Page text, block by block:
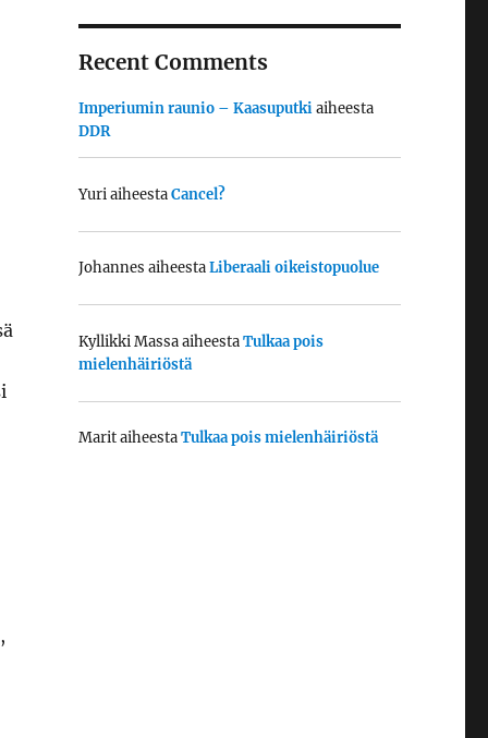
Recent Comments
Imperiumin raunio – Kaasuputkiaiheesta
DDR
YuriaiheestaCancel?
Johannes aiheestaLiberaali oikeistopuolue
Kyllikki MassaaiheestaTulkaa pois
mielenhäiriöstä
MaritaiheestaTulkaa pois mielenhäiriöstä